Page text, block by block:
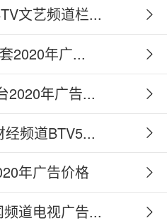
文艺频道栏...
2020年广...
2020年广告...
频道BTV5...
年广告价格
道电视广告...